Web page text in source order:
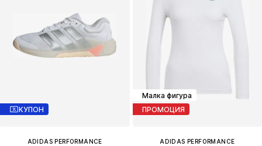
КУПОН
ADIDAS PERFORMANCE
Малка фигура
ПРОМОЦИЯ
ADIDAS PERFORMANCE